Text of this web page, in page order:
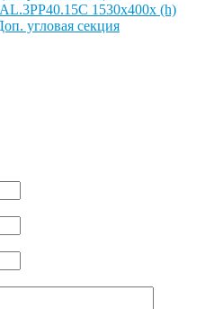
1530х400х (h)
угловая секция